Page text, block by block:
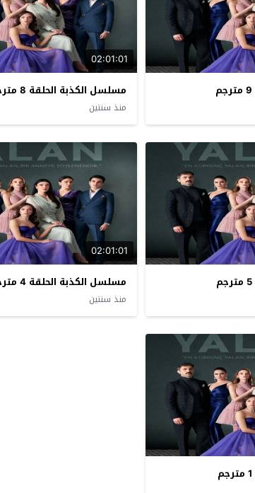
02:01:01
مسلسل الكذبة الحلقة 8 مترجم
منذ سنتين
02:01:01
مسلسل الكذبة الحلقة 4 مترجم
منذ سنتين